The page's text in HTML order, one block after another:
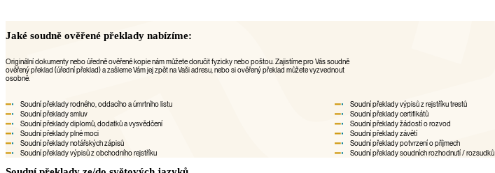
Jaké soudně ověřené překlady nabízíme:
Originální dokumenty nebo úředně ověřené kopie nám můžete doručit fyzicky nebo poštou. Zajistíme pro Vás soudně
ověřený překlad (úřední překlad) a zašleme Vám jej zpět na Vaši adresu, nebo si ověřený překlad můžete vyzvednout
osobně.
Soudní překlady rodného, oddacího a úmrtního listu
Soudní překlady smluv
Soudní překlady diplomů, dodatků a vysvědčení
Soudní překlady plné moci
Soudní překlady notářských zápisů
Soudní překlady výpisů z obchodního rejstříku
Soudní překlady výpisů z rejstříku trestů
Soudní překlady certifikátů
Soudní překlady žádostí o rozvod
Soudní překlady závětí
Soudní překlady potvrzení o příjmech
Soudní překlady soudních rozhodnutí / rozsudků